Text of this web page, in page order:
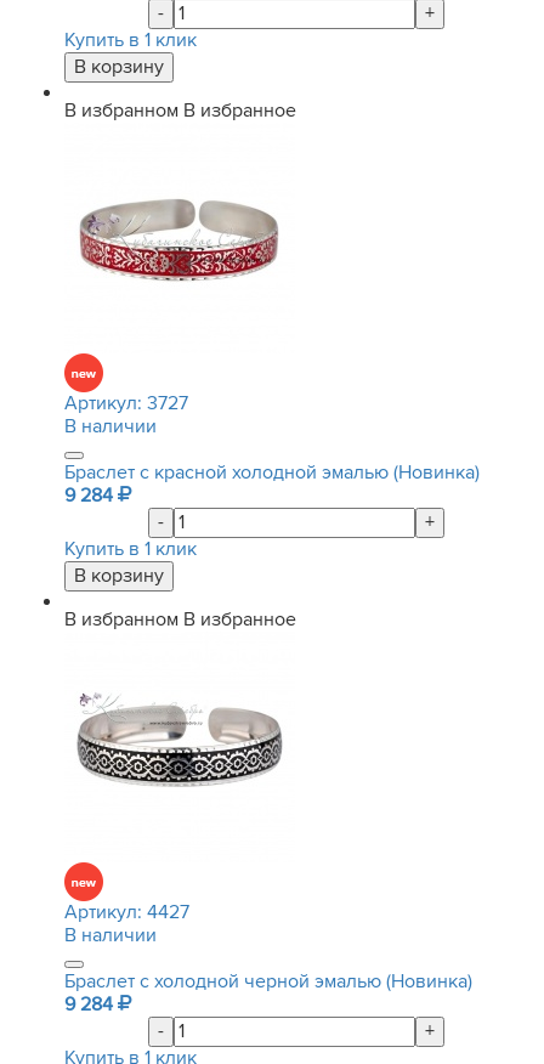
-
+
Купить в 1 клик
В избранном В избранное
Артикул: 3727
В наличии
Браслет с красной холодной эмалью (Новинка)
9 284
-
+
Купить в 1 клик
В избранном В избранное
Артикул: 4427
В наличии
Браслет с холодной черной эмалью (Новинка)
9 284
-
+
Купить в 1 клик